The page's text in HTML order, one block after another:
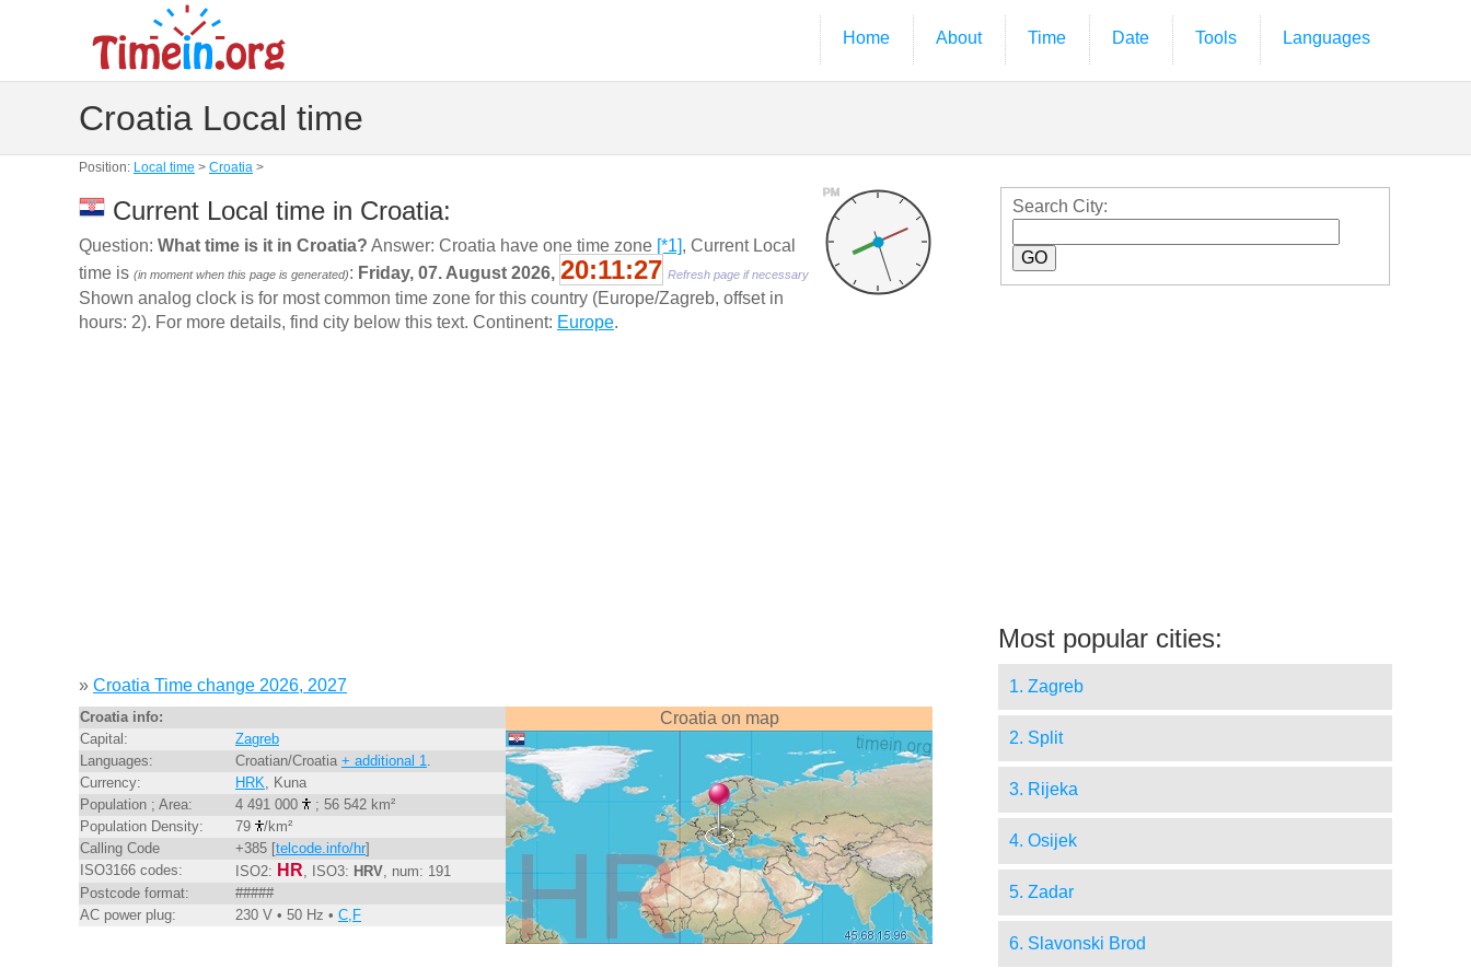
Home About Time Date Tools Languages
Croatia Local time
Position: Local time > Croatia >
PM
Current Local time in Croatia:
Question: What time is it in Croatia? Answer: Croatia have one time zone [*1], Current Local
time is (in moment when this page is generated): Friday, 07. August 2026, 20:11:28 Refresh page if necessary
Shown analog clock is for most common time zone for this country (Europe/Zagreb, offset in
hours: 2). For more details, find city below this text. Continent: Europe.
» Croatia Time change 2026, 2027
Croatia info:
Capital:
Zagreb
Languages:
Croatian/Croatia + additional 1.
Currency:
HRK, Kuna
Population ; Area:
4 491 000
; 56 542 km²
Population Density:
79
/km²
Calling Code
+385 [telcode.info/hr]
ISO3166 codes:
ISO2: HR, ISO3: HRV, num: 191
Postcode format:
#####
AC power plug:
230 V • 50 Hz • C,F
Croatia on map
Search City:
Most popular cities:
1. Zagreb
2. Split
3. Rijeka
4. Osijek
5. Zadar
6. Slavonski Brod